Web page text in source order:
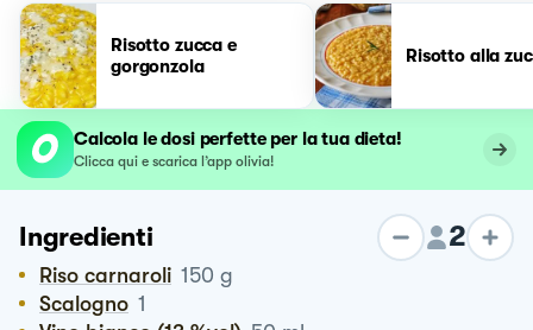
Risotto zucca e
gorgonzola
Risotto alla
Calcola le dosi perfette per la tua dieta!
Clicca qui e scarica l’app olivia!
Ingredienti 2
Riso carnaroli 150 g
Scalogno 1